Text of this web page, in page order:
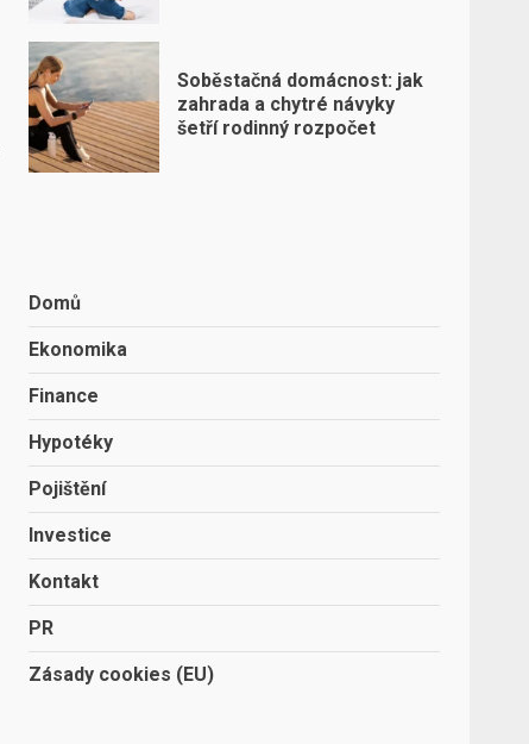
Soběstačná domácnost: jak
zahrada a chytré návyky
šetří rodinný rozpočet
Domů
Ekonomika
Finance
Hypotéky
Pojištění
Investice
Kontakt
PR
Zásady cookies (EU)